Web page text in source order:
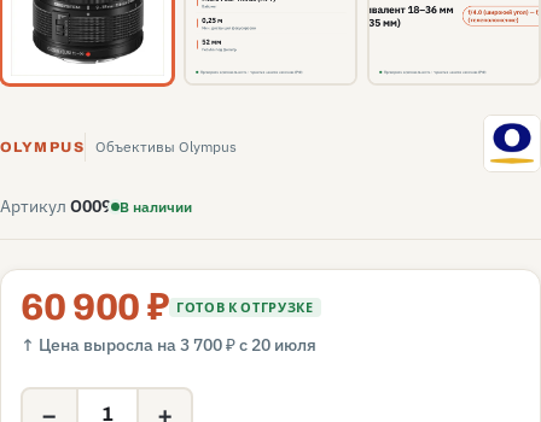
OLYMPUS Объективы Olympus O
Артикул O009 В наличии
60 900 ₽ ГОТОВ К ОТГРУЗКЕ
↑ Цена выросла на 3 700 ₽ с 20 июля
− +